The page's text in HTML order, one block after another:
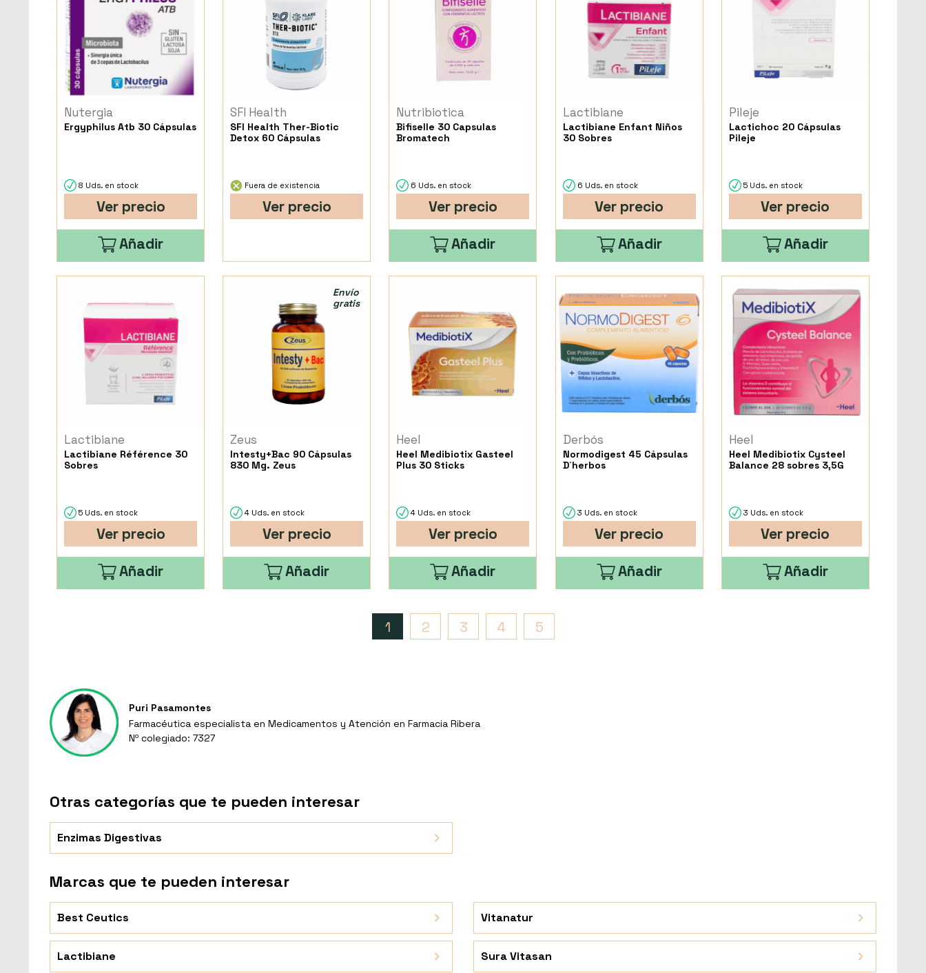
Nutergia
Ergyphilus Atb 30 Cápsulas
8 Uds. en stock
Ver precio
Añadir
SFI Health
SFI Health Ther-Biotic
Detox 60 Cápsulas
Fuera de existencia
Ver precio
Nutribiotica
Bifiselle 30 Capsulas
Bromatech
6 Uds. en stock
Ver precio
Añadir
Lactibiane
Lactibiane Enfant Niños
30 Sobres
6 Uds. en stock
Ver precio
Añadir
Pileje
Lactichoc 20 Cápsulas
Pileje
5 Uds. en stock
Ver precio
Añadir
Lactibiane
Lactibiane Référence 30
Sobres
5 Uds. en stock
Ver precio
Añadir
Zeus
Intesty+Bac 90 Cápsulas
830 Mg. Zeus
Envío
gratis
4 Uds. en stock
Ver precio
Añadir
Heel
Heel Medibiotix Gasteel
Plus 30 Sticks
4 Uds. en stock
Ver precio
Añadir
Derbós
Normodigest 45 Cápsulas
D´herbos
3 Uds. en stock
Ver precio
Añadir
Heel
Heel Medibiotix Cysteel
Balance 28 sobres 3,5G
3 Uds. en stock
Ver precio
Añadir
1 2 3 4 5
Puri Pasamontes
Farmacéutica especialista en Medicamentos y Atención en Farmacia Ribera
Nº colegiado: 7327
Otras categorías que te pueden interesar
Enzimas Digestivas
Marcas que te pueden interesar
Best Ceutics Vitanatur
Lactibiane Sura Vitasan